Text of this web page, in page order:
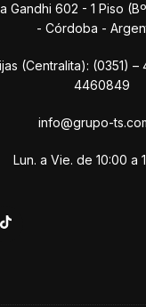
Gandhi 602 - 1 Piso
- Córdoba -
(Centralita): (0351) –
4460849
info@grupo-
Lun. a Vie. de 10:00 a